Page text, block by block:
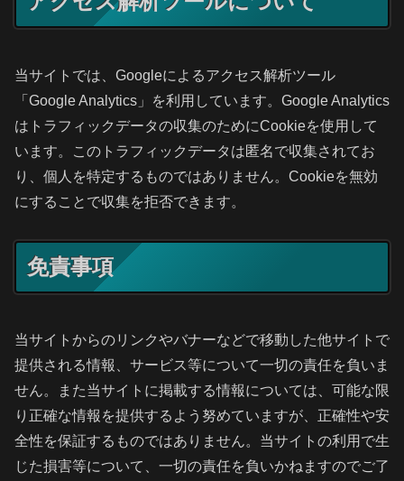
当サイトでは、Googleによるアクセス解析ツール
「Google Analytics」を利用しています。Google Analytics
はトラフィックデータの収集のためにCookieを使用して
います。このトラフィックデータは匿名で収集されてお
り、個人を特定するものではありません。Cookieを無効
にすることで収集を拒否できます。
免責事項
当サイトからのリンクやバナーなどで移動した他サイトで
提供される情報、サービス等について一切の責任を負いま
せん。また当サイトに掲載する情報については、可能な限
り正確な情報を提供するよう努めていますが、正確性や安
全性を保証するものではありません。当サイトの利用で生
じた損害等について、一切の責任を負いかねますのでご了